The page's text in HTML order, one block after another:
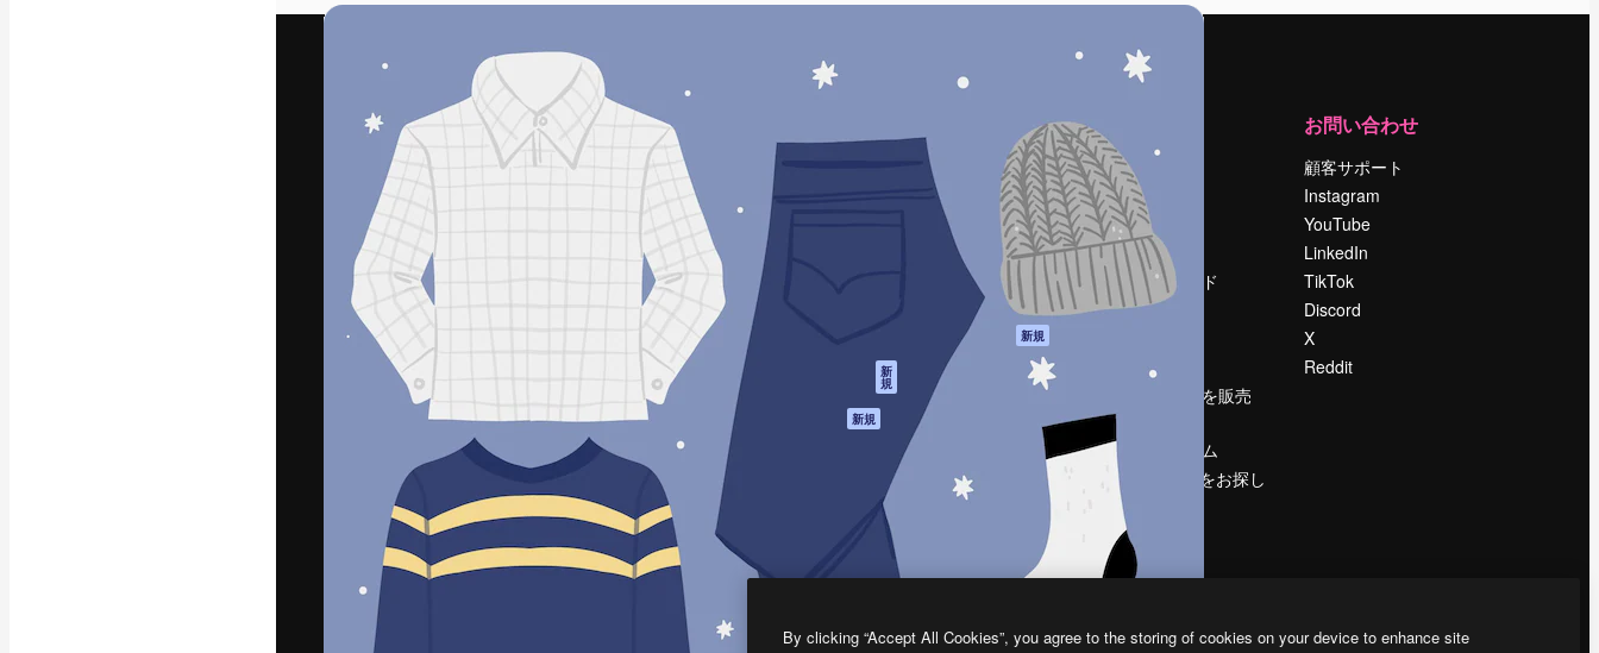
動画
モーショングラフィックス
動画テンプレート
3D モデル
フォント
最高のクリエイティブ制作を導くためのプラ
ットフォーム。クリエイター、企業、代理
店、スタジオを含む100万人以上が利用して
います。
Spaces
AI アシスタント
AI 画像生成ツール
AI 動画生成ツール
AI 音声合成ツール
ストックコンテン
ツ
新
規
新規
すべてのMagnificツ
ドキュメント
サポート
利用規約
プライバシーポリ
オリジナル
新規
クッキーポリシー
トラストセンター
アフィリエイト
料金
会社概要
Reviews
採用情報
検索トレンド
ブログ
Slidesgo
コンテンツを販売
プレスルーム
magnific.aiをお探し
ですか？
お問い合わせ
顧客サポート
Instagram
YouTube
LinkedIn
TikTok
Discord
X
Reddit
Freepik Company S.L.U.
By clicking “Accept All Cookies”, you agree to the storing of cookies on your device to enhance site